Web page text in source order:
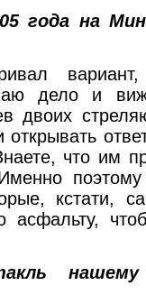
года на
дело и
двоих
что им
кстати,